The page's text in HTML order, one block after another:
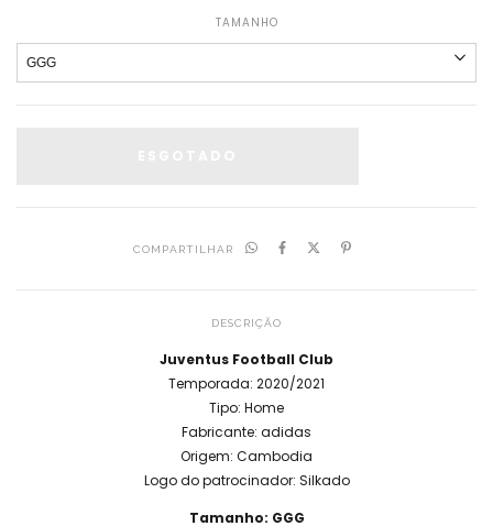
TAMANHO
COMPARTILHAR
DESCRIÇÃO
Juventus Football Club
Temporada: 2020/2021
Tipo: Home
Fabricante: adidas
Origem: Cambodia
Logo do patrocinador: Silkado
Tamanho: GGG